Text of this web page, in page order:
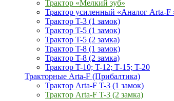
Трактор «Мелкий зуб»
Трактор усиленный «Аналог Arta-F
Трактор T-3 (1 замок)
Трактор T-5 (1 замок)
Трактор T-5 (2 замка)
Трактор T-8 (1 замок)
Трактор T-8 (2 замка)
Трактор T-10; T-12; Т-15; T-20
Тракторные Arta-F (Прибалтика)
Трактор Arta-F T-3 (1 замок)
Трактор Arta-F T-3 (2 замка)